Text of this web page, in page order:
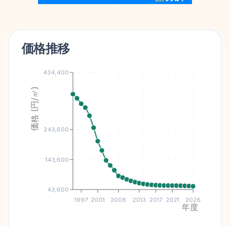
価格推移
1997 2001 2008 2013 2017 2021 2026
年度
43,600
143,600
243,600
434,400
価格 (円/㎡)